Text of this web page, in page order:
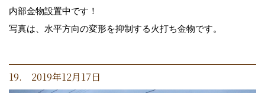
内部金物設置中です！
写真は、水平方向の変形を抑制する火打ち金物です。
19. 2019年12月17日